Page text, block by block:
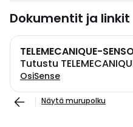
Dokumentit ja linkit
TELEMECANIQUE-
Tutustu
OsiSense
Näytä murupolku